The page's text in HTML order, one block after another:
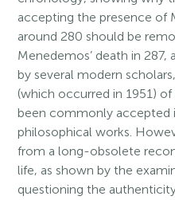
accepting the presence of
around 280 should be
Menedemos’ death in
by several modern
(which occurred in 1951)
been commonly accepted
philosophical works.
from a long-obsolete
life, as shown by the
questioning the